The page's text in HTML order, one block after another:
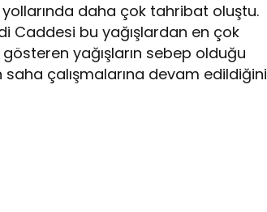
yollarında daha çok tahribat oluştu.
Caddesi bu yağışlardan en çok
yağışların sebep olduğu
çalışmalarına devam edildiğini